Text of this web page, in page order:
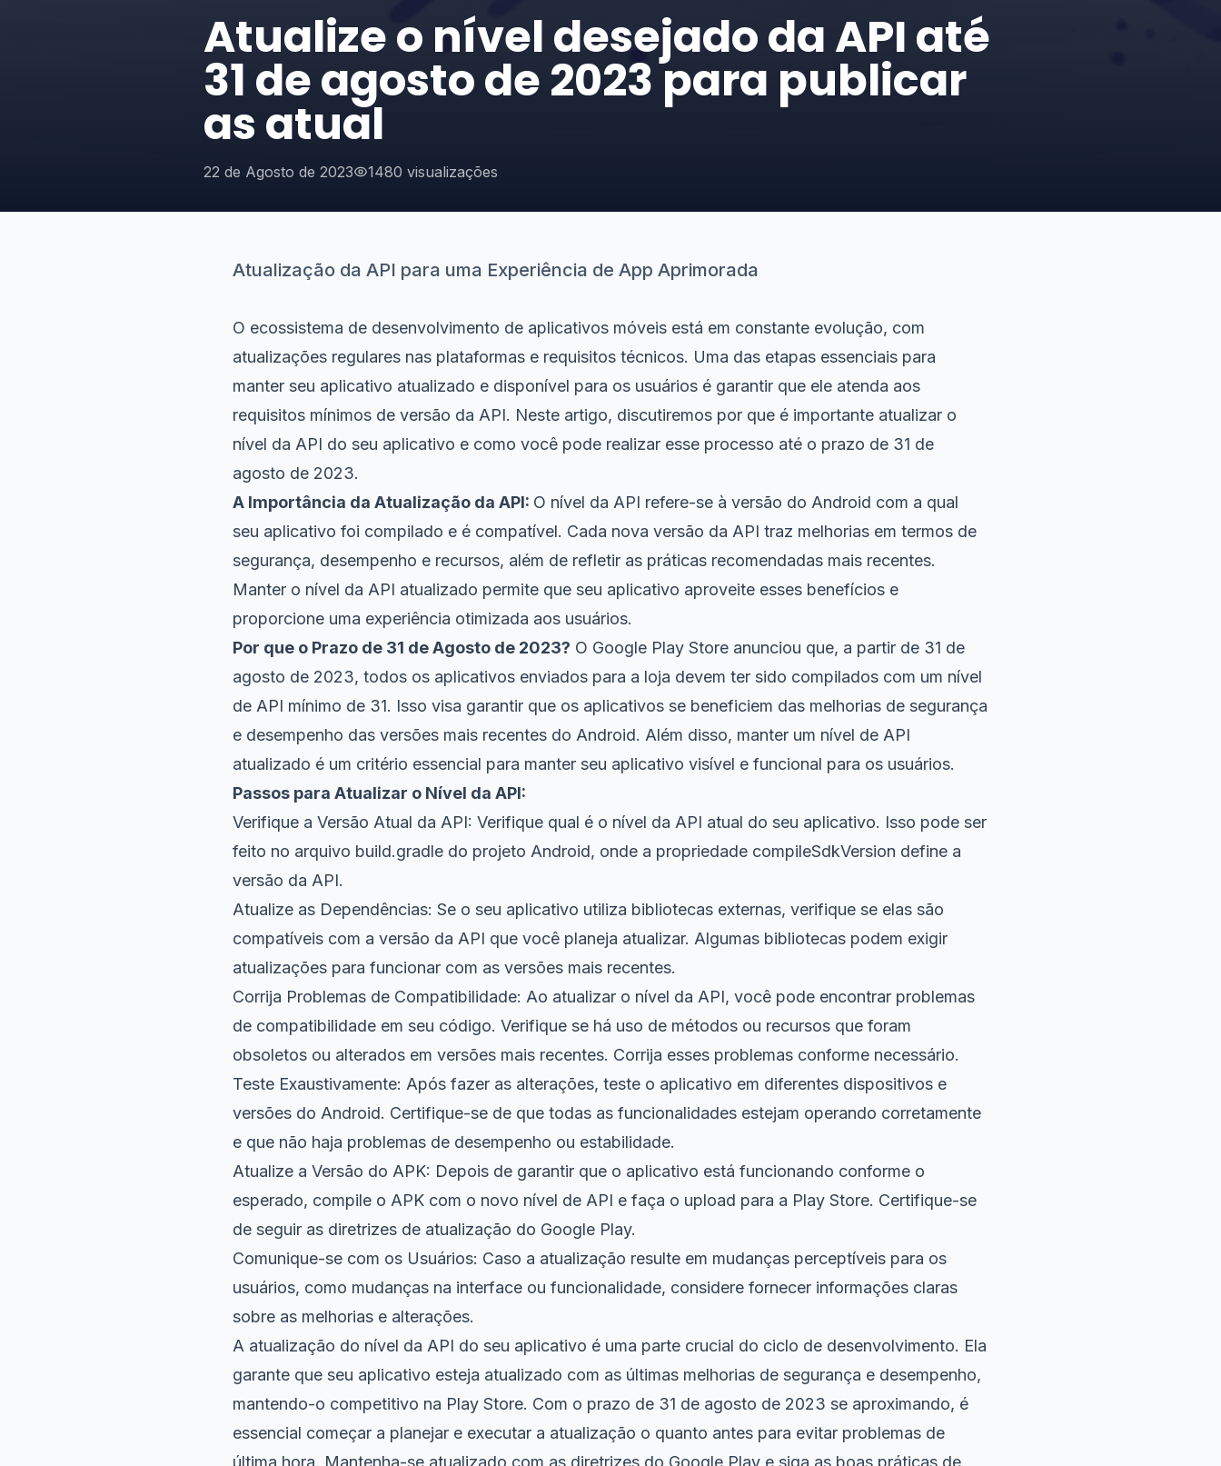
Atualize o nível desejado da API até
31 de agosto de 2023 para publicar
as atual
22 de Agosto de 2023 1480 visualizações
Atualização da API para uma Experiência de App Aprimorada
O ecossistema de desenvolvimento de aplicativos móveis está em constante evolução, com
atualizações regulares nas plataformas e requisitos técnicos. Uma das etapas essenciais para
manter seu aplicativo atualizado e disponível para os usuários é garantir que ele atenda aos
requisitos mínimos de versão da API. Neste artigo, discutiremos por que é importante atualizar o
nível da API do seu aplicativo e como você pode realizar esse processo até o prazo de 31 de
agosto de 2023.
A Importância da Atualização da API: O nível da API refere-se à versão do Android com a qual
seu aplicativo foi compilado e é compatível. Cada nova versão da API traz melhorias em termos de
segurança, desempenho e recursos, além de refletir as práticas recomendadas mais recentes.
Manter o nível da API atualizado permite que seu aplicativo aproveite esses benefícios e
proporcione uma experiência otimizada aos usuários.
Por que o Prazo de 31 de Agosto de 2023? O Google Play Store anunciou que, a partir de 31 de
agosto de 2023, todos os aplicativos enviados para a loja devem ter sido compilados com um nível
de API mínimo de 31. Isso visa garantir que os aplicativos se beneficiem das melhorias de segurança
e desempenho das versões mais recentes do Android. Além disso, manter um nível de API
atualizado é um critério essencial para manter seu aplicativo visível e funcional para os usuários.
Passos para Atualizar o Nível da API:
Verifique a Versão Atual da API: Verifique qual é o nível da API atual do seu aplicativo. Isso pode ser
feito no arquivo build.gradle do projeto Android, onde a propriedade compileSdkVersion define a
versão da API.
Atualize as Dependências: Se o seu aplicativo utiliza bibliotecas externas, verifique se elas são
compatíveis com a versão da API que você planeja atualizar. Algumas bibliotecas podem exigir
atualizações para funcionar com as versões mais recentes.
Corrija Problemas de Compatibilidade: Ao atualizar o nível da API, você pode encontrar problemas
de compatibilidade em seu código. Verifique se há uso de métodos ou recursos que foram
obsoletos ou alterados em versões mais recentes. Corrija esses problemas conforme necessário.
Teste Exaustivamente: Após fazer as alterações, teste o aplicativo em diferentes dispositivos e
versões do Android. Certifique-se de que todas as funcionalidades estejam operando corretamente
e que não haja problemas de desempenho ou estabilidade.
Atualize a Versão do APK: Depois de garantir que o aplicativo está funcionando conforme o
esperado, compile o APK com o novo nível de API e faça o upload para a Play Store. Certifique-se
de seguir as diretrizes de atualização do Google Play.
Comunique-se com os Usuários: Caso a atualização resulte em mudanças perceptíveis para os
usuários, como mudanças na interface ou funcionalidade, considere fornecer informações claras
sobre as melhorias e alterações.
A atualização do nível da API do seu aplicativo é uma parte crucial do ciclo de desenvolvimento. Ela
garante que seu aplicativo esteja atualizado com as últimas melhorias de segurança e desempenho,
mantendo-o competitivo na Play Store. Com o prazo de 31 de agosto de 2023 se aproximando, é
essencial começar a planejar e executar a atualização o quanto antes para evitar problemas de
última hora. Mantenha-se atualizado com as diretrizes do Google Play e siga as boas práticas de